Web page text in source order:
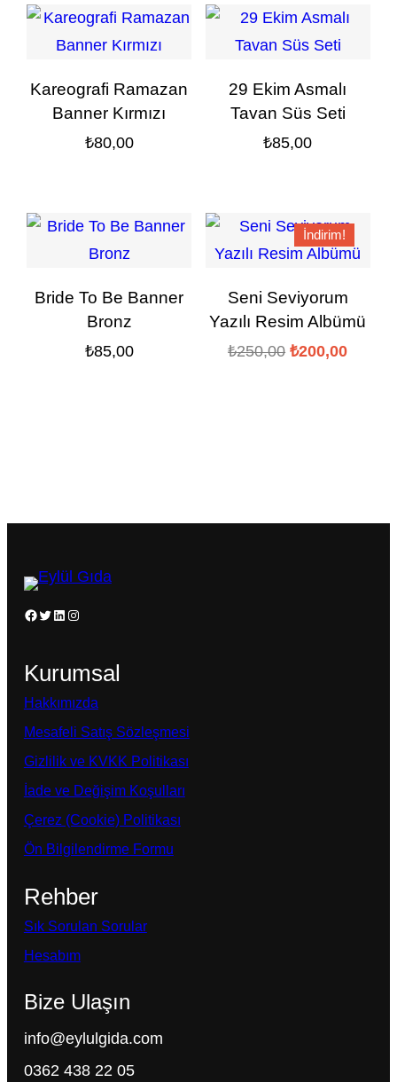
Kareografi Ramazan
Banner Kırmızı
₺80,00
29 Ekim Asmalı
Tavan Süs Seti
₺85,00
Bride To Be Banner
Bronz
₺85,00
İndirim!
Seni Seviyorum
Yazılı Resim Albümü
₺250,00 Orijinal
₺200,00Şu
Facebook Twitter LinkedIn Instagram
Kurumsal
Hakkımızda
Mesafeli Satış Sözleşmesi
Gizlilik ve KVKK Politikası
İade ve Değişim Koşulları
Çerez (Cookie) Politikası
Ön Bilgilendirme Formu
Rehber
Sık Sorulan Sorular
Hesabım
Bize Ulaşın
info@eylulgida.com
0362 438 22 05